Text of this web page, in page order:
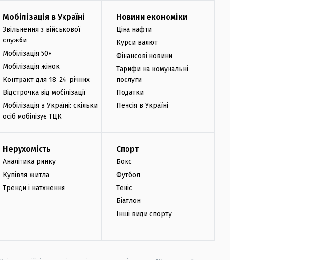
Мобілізація в Україні
Звільнення з військової
служби
Мобілізація 50+
Мобілізація жінок
Контракт для 18-24-річних
Відстрочка від мобілізації
Мобілізація в Україні: скільки
осіб мобілізує ТЦК
Новини економіки
Ціна нафти
Курси валют
Фінансові новини
Тарифи на комунальні
послуги
Податки
Пенсія в Україні
Нерухомість
Аналітика ринку
Купівля житла
Тренди і натхнення
Спорт
Бокс
Футбол
Теніс
Біатлон
Інші види спорту